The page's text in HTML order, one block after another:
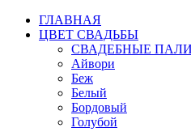
ГЛАВНАЯ
ЦВЕТ СВАДЬБЫ
СВАДЕБНЫЕ
Айвори
Беж
Белый
Бордовый
Голубой